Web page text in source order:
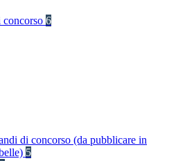
6
di concorso (da pubblicare in
5